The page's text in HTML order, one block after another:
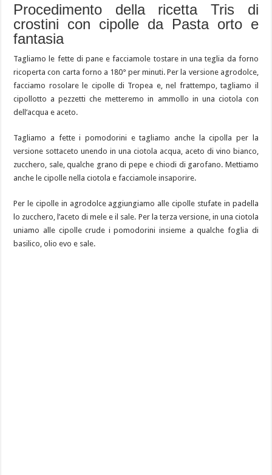
Procedimento della ricetta Tris di
crostini con cipolle da Pasta orto e
fantasia
Tagliamo le fette di pane e facciamole tostare in una teglia da forno
ricoperta con carta forno a 180° per minuti. Per la versione agrodolce,
facciamo rosolare le cipolle di Tropea e, nel frattempo, tagliamo il
cipollotto a pezzetti che metteremo in ammollo in una ciotola con
dell’acqua e aceto.
Tagliamo a fette i pomodorini e tagliamo anche la cipolla per la
versione sottaceto unendo in una ciotola acqua, aceto di vino bianco,
zucchero, sale, qualche grano di pepe e chiodi di garofano. Mettiamo
anche le cipolle nella ciotola e facciamole insaporire.
Per le cipolle in agrodolce aggiungiamo alle cipolle stufate in padella
lo zucchero, l’aceto di mele e il sale. Per la terza versione, in una ciotola
uniamo alle cipolle crude i pomodorini insieme a qualche foglia di
basilico, olio evo e sale.